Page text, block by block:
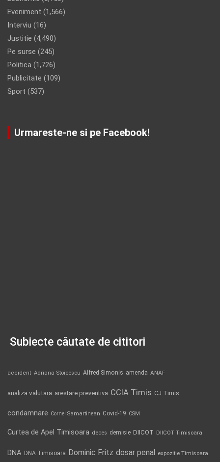
Eveniment (1,566)
Interviu (16)
Justitie (4,490)
Pe surse (245)
Politica (1,726)
Publicitate (109)
Sport (537)
Urmareste-ne si pe Facebook!
Subiecte căutate de cititori
accident Adriana Stoicescu Alfred Simonis amenda ANAF
analiza valutara arestare preventiva CCIA Timis CJ Timis
condamnare Cornel Samartinean Covid-19 CSM
Curtea de Apel Timisoara deces demisie DIICOT DIICOT Timisoara
DNA DNA Timisoara Dominic Fritz dosar penal expozitie Timisoara